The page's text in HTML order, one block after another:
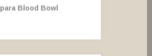
Blood Bowl